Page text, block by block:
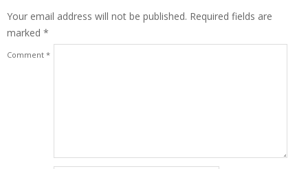
Your email address will not be published. Required fields are
marked *
Comment *